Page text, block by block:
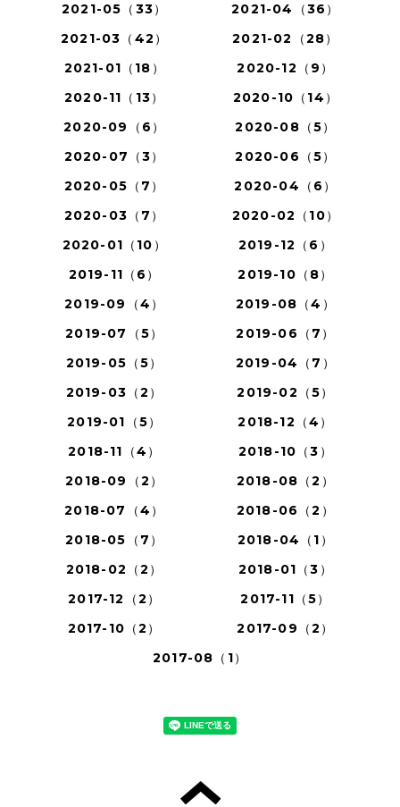
2021-05（33）
2021-04（36）
2021-03（42）
2021-02（28）
2021-01（18）
2020-12（9）
2020-11（13）
2020-10（14）
2020-09（6）
2020-08（5）
2020-07（3）
2020-06（5）
2020-05（7）
2020-04（6）
2020-03（7）
2020-02（10）
2020-01（10）
2019-12（6）
2019-11（6）
2019-10（8）
2019-09（4）
2019-08（4）
2019-07（5）
2019-06（7）
2019-05（5）
2019-04（7）
2019-03（2）
2019-02（5）
2019-01（5）
2018-12（4）
2018-11（4）
2018-10（3）
2018-09（2）
2018-08（2）
2018-07（4）
2018-06（2）
2018-05（7）
2018-04（1）
2018-02（2）
2018-01（3）
2017-12（2）
2017-11（5）
2017-10（2）
2017-09（2）
2017-08（1）